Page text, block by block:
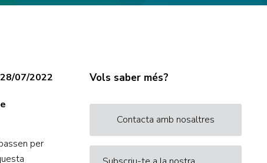
28/07/2022
per
Vols saber més?
Contacta amb nosaltres